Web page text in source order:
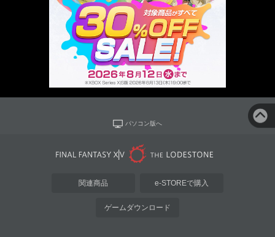
パソコン版へ
関連商品 e-STOREで購入
ゲームダウンロード